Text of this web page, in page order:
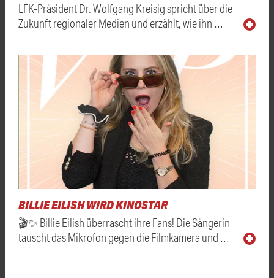
LFK-Präsident Dr. Wolfgang Kreisig spricht über die
Zukunft regionaler Medien und erzählt, wie ihn …
BILLIE EILISH WIRD KINOSTAR
🎬✨ Billie Eilish überrascht ihre Fans! Die Sängerin
tauscht das Mikrofon gegen die Filmkamera und …